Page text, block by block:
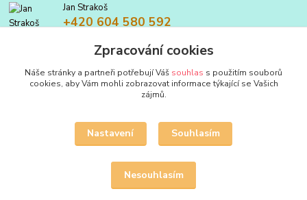
Jan Strakoš
+420 604 580 592
filatelie.mix@seznam.cz
Upravit sběr cookies.
Vytvořeno na Eshop-rychle.cz
Zpracování cookies
Náše stránky a partneři potřebují Váš souhlas s použitím souborů
cookies, aby Vám mohli zobrazovat informace týkající se Vašich
zájmů.
Nastavení Souhlasím
Nesouhlasím